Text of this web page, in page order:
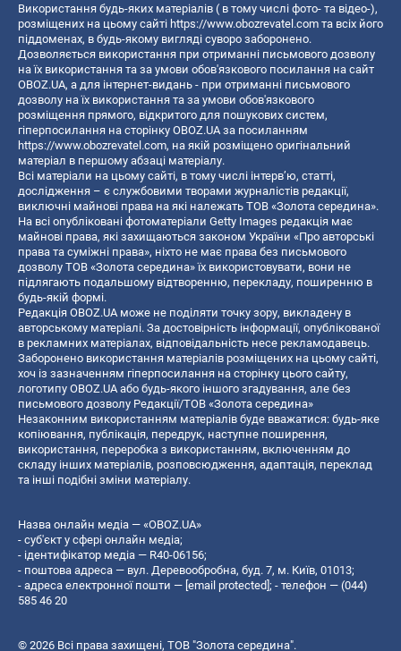
Використання будь-яких матеріалів ( в тому числі фото- та відео-),
розміщених на цьому сайті https://www.obozrevatel.com та всіх його
піддоменах, в будь-якому вигляді суворо заборонено.
Дозволяється використання при отриманні письмового дозволу
на їх використання та за умови обов'язкового посилання на сайт
OBOZ.UA, а для інтернет-видань - при отриманні письмового
дозволу на їх використання та за умови обов'язкового
розміщення прямого, відкритого для пошукових систем,
гіперпосилання на сторінку OBOZ.UA за посиланням
https://www.obozrevatel.com, на якій розміщено оригінальний
матеріал в першому абзаці матеріалу.
Всі матеріали на цьому сайті, в тому числі інтерв’ю, статті,
дослідження – є службовими творами журналістів редакції,
виключні майнові права на які належать ТОВ «Золота середина».
На всі опубліковані фотоматеріали Getty Images редакція має
майнові права, які захищаються законом України «Про авторські
права та суміжні права», ніхто не має права без письмового
дозволу ТОВ «Золота середина» їх використовувати, вони не
підлягають подальшому відтворенню, перекладу, поширенню в
будь-якій формі.
Редакція OBOZ.UA може не поділяти точку зору, викладену в
авторському матеріалі. За достовірність інформації, опублікованої
в рекламних матеріалах, відповідальність несе рекламодавець.
Заборонено використання матеріалів розміщених на цьому сайті,
хоч із зазначенням гіперпосилання на сторінку цього сайту,
логотипу OBOZ.UA або будь-якого іншого згадування, але без
письмового дозволу Редакції/ТОВ «Золота середина»
Незаконним використанням матеріалів буде вважатися: будь-яке
копiювання, публiкацiя, передрук, наступне поширення,
використання, переробка з використанням, включенням до
складу інших матеріалів, розповсюдження, адаптація, переклад
та інші подібні зміни матеріалу.
Назва онлайн медіа — «OBOZ.UA»
- суб'єкт у сфері онлайн медіа;
- ідентифікатор медіа — R40-06156;
- поштова адреса — вул. Деревообробна, буд. 7, м. Київ, 01013;
- адреса електронної пошти — [email protected]; - телефон — (044)
585 46 20
© 2026 Всі права захищені, ТОВ "Золота середина".